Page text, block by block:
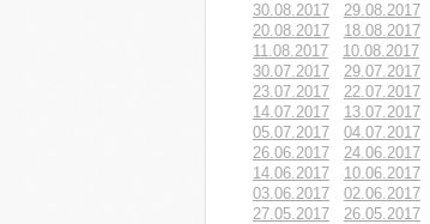
30.08.2017
29.08.2017
20.08.2017
18.08.2017
11.08.2017
10.08.2017
30.07.2017
29.07.2017
23.07.2017
22.07.2017
14.07.2017
13.07.2017
05.07.2017
04.07.2017
26.06.2017
24.06.2017
14.06.2017
10.06.2017
03.06.2017
02.06.2017
27.05.2017
26.05.2017